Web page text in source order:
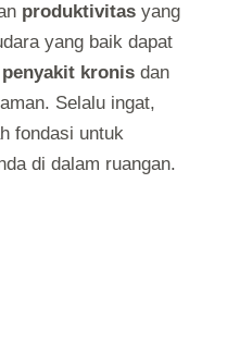
produktivitas yang
yang baik dapat
penyakit kronis dan
Selalu ingat,
fondasi untuk
di dalam ruangan.